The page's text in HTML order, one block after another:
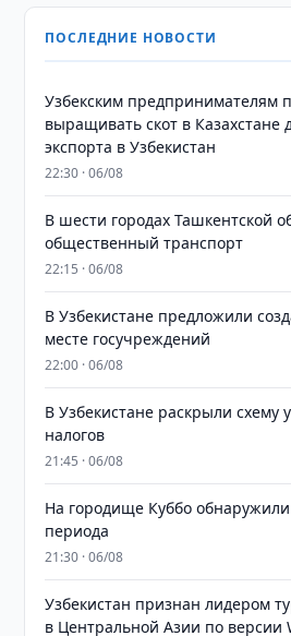
ПОСЛЕДНИЕ НОВОСТИ
Узбекским предпринимателям
выращивать скот в Казахстане
экспорта в Узбекистан
22:30 · 06/08
В шести городах Ташкентской
общественный транспорт
22:15 · 06/08
В Узбекистане предложили
месте госучреждений
22:00 · 06/08
В Узбекистане раскрыли схему
налогов
21:45 · 06/08
На городище Куббо
периода
21:30 · 06/08
Узбекистан признан лидером
в Центральной Азии по версии